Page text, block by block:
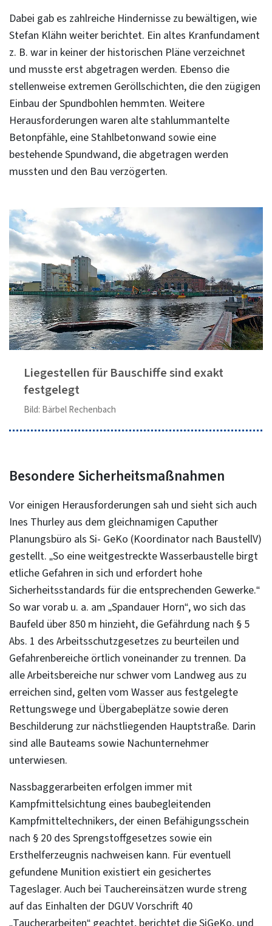
Dabei gab es zahlreiche Hindernisse zu bewältigen, wie
Stefan Klähn weiter berichtet. Ein altes Kranfundament
z. B. war in keiner der historischen Pläne verzeichnet
und musste erst abgetragen werden. Ebenso die
stellenweise extremen Geröllschichten, die den zügigen
Einbau der Spundbohlen hemmten. Weitere
Herausforderungen waren alte stahlummantelte
Betonpfähle, eine Stahlbetonwand sowie eine
bestehende Spundwand, die abgetragen werden
mussten und den Bau verzögerten.
Liegestellen für Bauschiffe sind exakt
festgelegt
Bild: Bärbel Rechenbach
Besondere Sicherheitsmaßnahmen
Vor einigen Herausforderungen sah und sieht sich auch
Ines Thurley aus dem gleichnamigen Caputher
Planungsbüro als Si- GeKo (Koordinator nach BaustellV)
gestellt. „So eine weitgestreckte Wasserbaustelle birgt
etliche Gefahren in sich und erfordert hohe
Sicherheitsstandards für die entsprechenden Gewerke.“
So war vorab u. a. am „Spandauer Horn“, wo sich das
Baufeld über 850 m hinzieht, die Gefährdung nach § 5
Abs. 1 des Arbeitsschutzgesetzes zu beurteilen und
Gefahrenbereiche örtlich voneinander zu trennen. Da
alle Arbeitsbereiche nur schwer vom Landweg aus zu
erreichen sind, gelten vom Wasser aus festgelegte
Rettungswege und Übergabeplätze sowie deren
Beschilderung zur nächstliegenden Hauptstraße. Darin
sind alle Bauteams sowie Nachunternehmer
unterwiesen.
Nassbaggerarbeiten erfolgen immer mit
Kampfmittelsichtung eines baubegleitenden
Kampfmitteltechnikers, der einen Befähigungsschein
nach § 20 des Sprengstoffgesetzes sowie ein
Ersthelferzeugnis nachweisen kann. Für eventuell
gefundene Munition existiert ein gesichertes
Tageslager. Auch bei Tauchereinsätzen wurde streng
auf das Einhalten der DGUV Vorschrift 40